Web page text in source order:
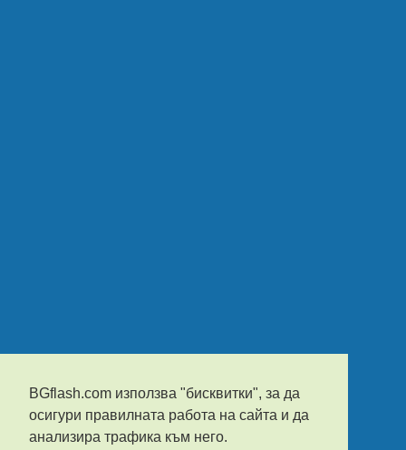
BGflash.com използва "бисквитки", за да
осигури правилната работа на сайта и да
анализира трафика към него.